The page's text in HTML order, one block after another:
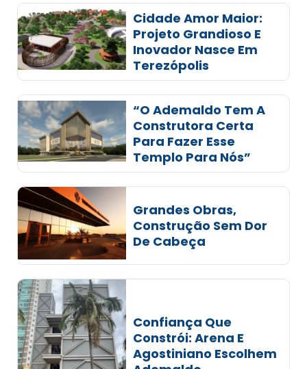
Cidade Amor Maior:
Projeto Grandioso E
Inovador Nasce Em
Terezópolis
“O Ademaldo Tem A
Construtora Certa
Para Fazer Esse
Templo Para Nós”
Grandes Obras,
Construção Sem Dor
De Cabeça
Confiança Que
Constrói: Arena E
Agostiniano Escolhem